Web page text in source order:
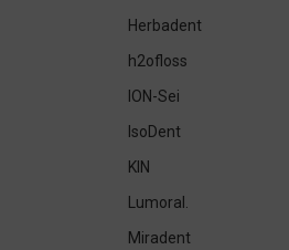
Herbadent
h2ofloss
ION-Sei
IsoDent
KIN
Lumoral.
Miradent